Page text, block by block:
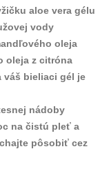
aloe vera gélu
vody
oleja
oleja z citróna
váš bieliaci gél je
nádoby
na čistú pleť a
pôsobiť cez